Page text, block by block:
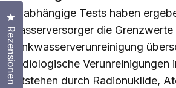
Unabhängige Tests haben
Wasserversorger die
Trinkwasserverunreinigung
Radiologische Verunreinigungen
entstehen durch Radionuklide,
Rezensionen
Klicken Sie, um den